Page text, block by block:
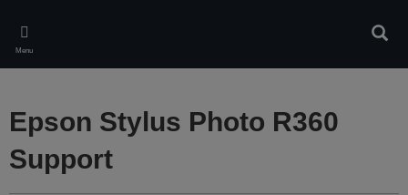
main
content
Menu
Epson Stylus Photo R360
Support